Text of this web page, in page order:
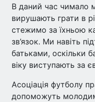
В даний час чимало
вирушають грати в
стежимо за їхньою
зв’язок. Ми навіть
батьками, оскільки
віку виступають за
Асоціація футболу
допоможуть